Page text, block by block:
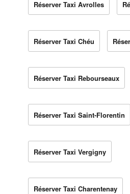
Réserver Taxi Avrolles
Réserver Taxi Chéu
Réserver Taxi Rebourseaux
Réserver Taxi Saint-Florentin
Réserver Taxi Vergigny
Réserver Taxi Charentenay